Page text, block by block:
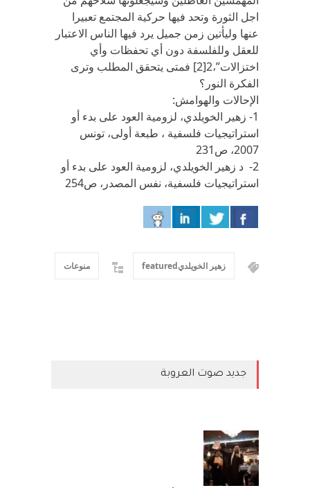
اجل الثورة وتحد فيها حركية المجتمع تعبيرا
عنها وليأتين زمن جميل يرد فيها الناس الاعتبار
للعقل وللفلسفة دون أي تحفظات وأي
اختزالات”،2[2] فمتى يتحقق المطلب وترى
الفكرة النور؟
الإحالات والهوامش:
1- زهير الخويلدي، لزومية العود على بدء أو
استراتيجيات فلسفية ، طبعة أولى، تونس
2007، ص231
2- د زهير الخويلدي، لزومية العود على بدء أو
استراتيجيات فلسفية، نفس المصدر، ص254
زهير الخويلديfeatured منوعات
جديد صوت العروبة